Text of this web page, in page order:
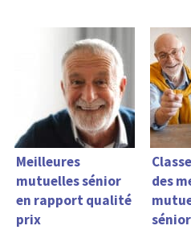
Meilleures
mutuelles sénior
en rapport qualité
prix
des
sénior